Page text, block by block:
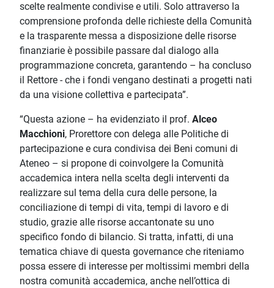
scelte realmente condivise e utili. Solo attraverso la
comprensione profonda delle richieste della Comunità
e la trasparente messa a disposizione delle risorse
finanziarie è possibile passare dal dialogo alla
programmazione concreta, garantendo – ha concluso
il Rettore - che i fondi vengano destinati a progetti nati
da una visione collettiva e partecipata”.
“Questa azione – ha evidenziato il prof. Alceo
Macchioni, Prorettore con delega alle Politiche di
partecipazione e cura condivisa dei Beni comuni di
Ateneo – si propone di coinvolgere la Comunità
accademica intera nella scelta degli interventi da
realizzare sul tema della cura delle persone, la
conciliazione di tempi di vita, tempi di lavoro e di
studio, grazie alle risorse accantonate su uno
specifico fondo di bilancio. Si tratta, infatti, di una
tematica chiave di questa governance che riteniamo
possa essere di interesse per moltissimi membri della
nostra comunità accademica, anche nell’ottica di